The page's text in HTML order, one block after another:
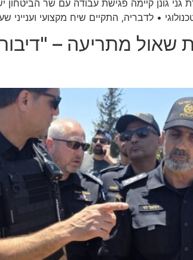
גונן קיימה פגישת עבודה עם שר הביטחון
• לדבריה, התקיים שיח מקצועי
שאול מתריעה –